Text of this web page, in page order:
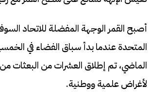
أصبح القمر الوجهة المفضلة للاتحاد
المتحدة عندما بدأ سباق الفضاء في
الماضي، تم إطلاق العشرات من البعثات
لأغراض علمية ووطنية.